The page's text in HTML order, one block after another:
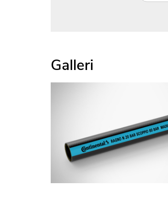
Galleri